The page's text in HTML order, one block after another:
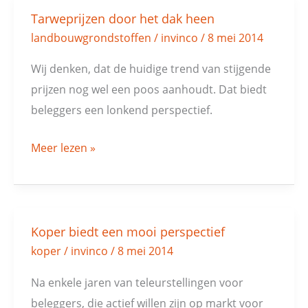
Tarweprijzen door het dak heen
landbouwgrondstoffen / invinco /8 mei 2014
Wij denken, dat de huidige trend van stijgende
prijzen nog wel een poos aanhoudt. Dat biedt
beleggers een lonkend perspectief.
Tarweprijzen
door
het
dak
heen
Meer lezen »
Koper biedt een mooi perspectief
koper/ invinco /8 mei 2014
Na enkele jaren van teleurstellingen voor
beleggers, die actief willen zijn op markt voor
Koper
biedt
een
mooi